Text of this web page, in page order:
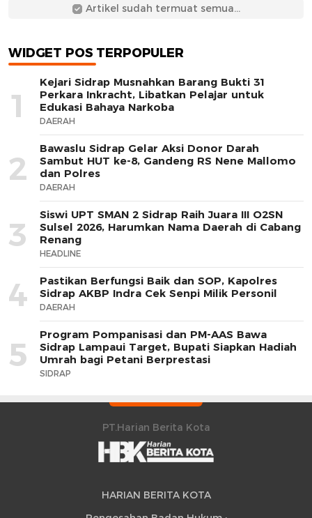
Artikel sudah termuat semua...
WIDGET POS TERPOPULER
1
Kejari Sidrap Musnahkan Barang Bukti 31
Perkara Inkracht, Libatkan Pelajar untuk
Edukasi Bahaya Narkoba
DAERAH
2
Bawaslu Sidrap Gelar Aksi Donor Darah
Sambut HUT ke-8, Gandeng RS Nene Mallomo
dan Polres
DAERAH
3
Siswi UPT SMAN 2 Sidrap Raih Juara III O2SN
Sulsel 2026, Harumkan Nama Daerah di Cabang
Renang
HEADLINE
4
Pastikan Berfungsi Baik dan SOP, Kapolres
Sidrap AKBP Indra Cek Senpi Milik Personil
DAERAH
5
Program Pompanisasi dan PM-AAS Bawa
Sidrap Lampaui Target, Bupati Siapkan Hadiah
Umrah bagi Petani Berprestasi
SIDRAP
PT.Harian Berita Kota
HARIAN BERITA KOTA